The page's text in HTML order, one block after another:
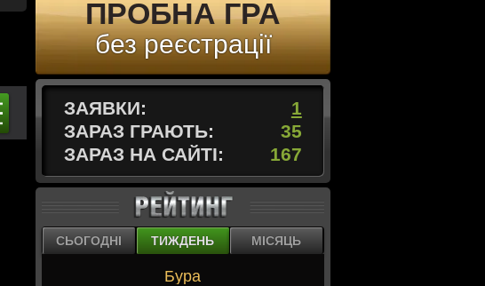
ПРОБНА ГРА
без реєстрації
ЗАЯВКИ:
1
ЗАРАЗ ГРАЮТЬ:
35
ЗАРАЗ НА САЙТІ:
167
СЬОГОДНІ ТИЖДЕНЬ МІСЯЦЬ
Бура